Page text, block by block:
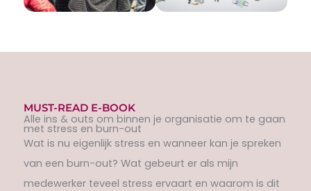
MUST-READ E-BOOK
Alle ins & outs om binnen je organisatie om te gaan
met stress en burn-out
Wat is nu eigenlijk stress en wanneer kan je spreken
van een burn-out? Wat gebeurt er als mijn
medewerker teveel stress ervaart en waarom is dit